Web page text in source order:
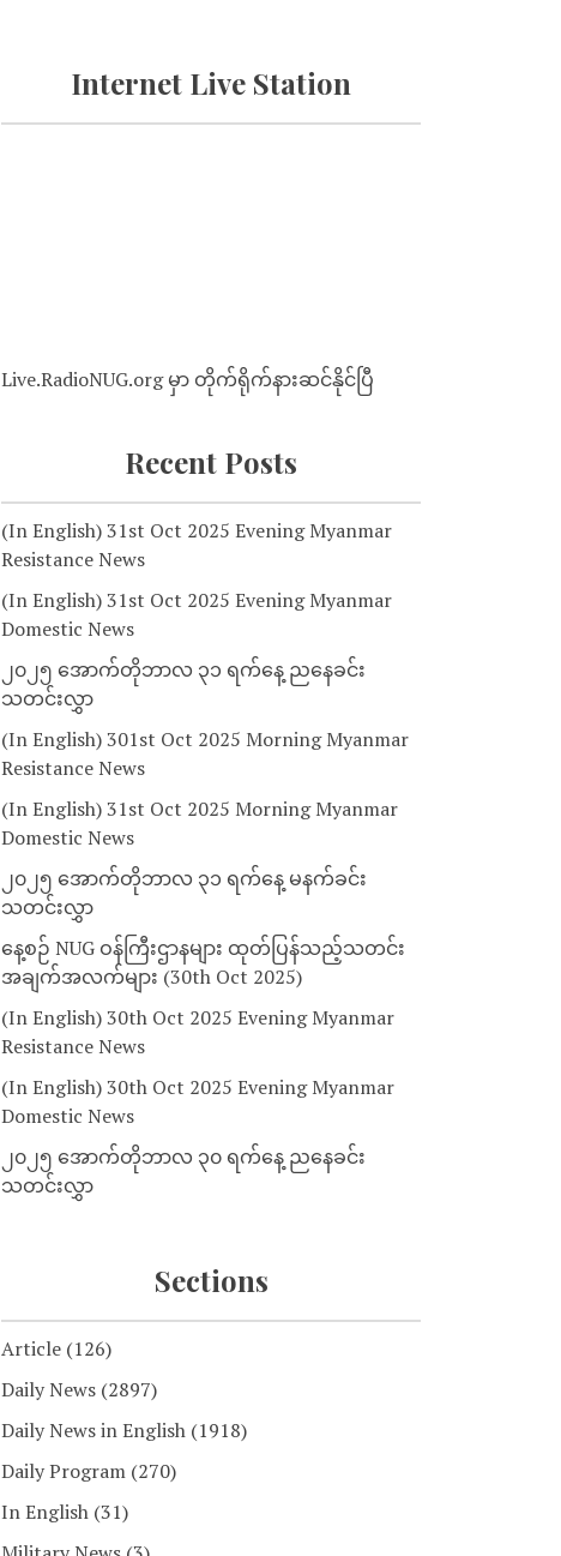
Internet Live Station
Live.RadioNUG.org မှာ တိုက်ရိုက်နားဆင်နိုင်ပြီ
Recent Posts
(In English) 31st Oct 2025 Evening Myanmar
Resistance News
(In English) 31st Oct 2025 Evening Myanmar
Domestic News
၂၀၂၅ အောက်တိုဘာလ ၃၁ ရက်နေ့ ညနေခင်း
သတင်းလွှာ
(In English) 301st Oct 2025 Morning Myanmar
Resistance News
(In English) 31st Oct 2025 Morning Myanmar
Domestic News
၂၀၂၅ အောက်တိုဘာလ ၃၁ ရက်နေ့ မနက်ခင်း
သတင်းလွှာ
နေ့စဉ် NUG ဝန်ကြီးဌာနများ ထုတ်ပြန်သည့်သတင်း
အချက်အလက်များ (30th Oct 2025)
(In English) 30th Oct 2025 Evening Myanmar
Resistance News
(In English) 30th Oct 2025 Evening Myanmar
Domestic News
၂၀၂၅ အောက်တိုဘာလ ၃၀ ရက်နေ့ ညနေခင်း
သတင်းလွှာ
Sections
Article (126)
Daily News (2897)
Daily News in English (1918)
Daily Program (270)
In English (31)